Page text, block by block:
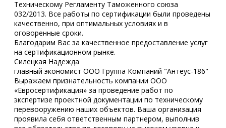
Техническому Регламенту Таможенного союза
032/2013. Все работы по сертификации были проведены
качественно, при оптимальных условиях и в
оговоренные сроки.
Благодарим Вас за качественное предоставление услуг
на сертификационном рынке.
Силецкая Надежда
главный экономист ООО Группа Компаний "Антеус-186"
Выражаем признательность компании ООО
«Евросертификация» за проведение работ по
экспертизе проектной документации по техническому
перевооружению наших объектов. Ваша организация
проявила себя ответственным партнером, выполнив